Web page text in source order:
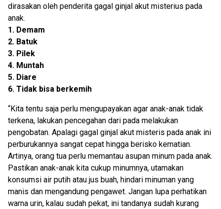
dirasakan oleh penderita gagal ginjal akut misterius pada
anak.
1. Demam
2. Batuk
3. Pilek
4. Muntah
5. Diare
6. Tidak bisa berkemih
“Kita tentu saja perlu mengupayakan agar anak-anak tidak
terkena, lakukan pencegahan dari pada melakukan
pengobatan. Apalagi gagal ginjal akut misteris pada anak ini
perburukannya sangat cepat hingga berisko kematian.
Artinya, orang tua perlu memantau asupan minum pada anak.
Pastikan anak-anak kita cukup minumnya, utamakan
konsumsi air putih atau jus buah, hindari minuman yang
manis dan mengandung pengawet. Jangan lupa perhatikan
warna urin, kalau sudah pekat, ini tandanya sudah kurang